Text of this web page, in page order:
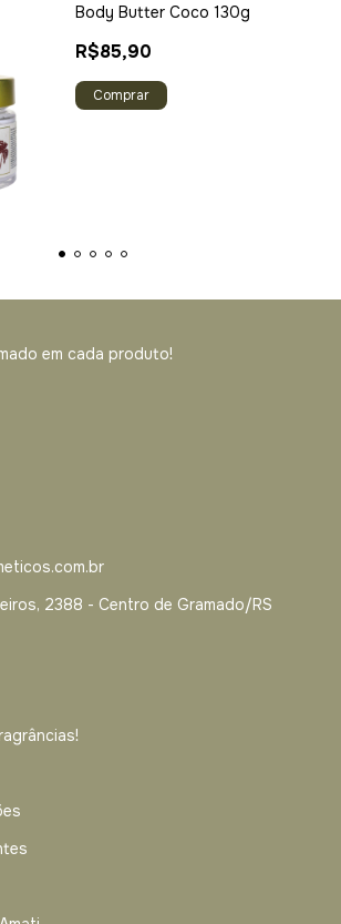
Body Butter Coco 130g
R$85,90
em cada produto!
2388 - Centro de Gramado/RS